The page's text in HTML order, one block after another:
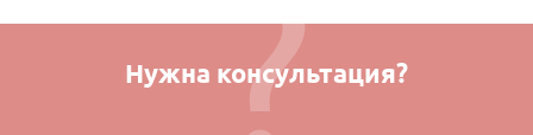
Нужна консультация?